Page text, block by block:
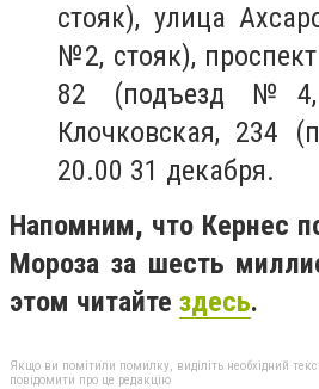
стояк), улица
№2, стояк),
82 (подъезд №4,
Клочковская, 234
20.00 31 декабря.
Напомним, что Кернес
Мороза за шесть
этом читайте здесь.
Якщо ви помітили помилку, виділіть необхідний
повідомити про це редакцію